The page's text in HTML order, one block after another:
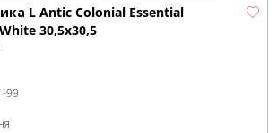
L Antic Colonial Essential
30,5x30,5
-99